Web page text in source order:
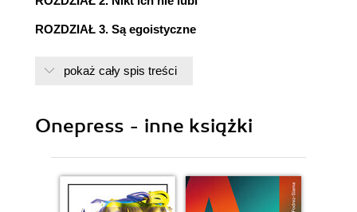
ROZDZIAŁ 3. Są egoistyczne
pokaż cały spis treści
Onepress - inne książki